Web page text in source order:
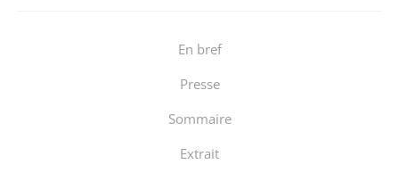
En bref
Presse
Sommaire
Extrait